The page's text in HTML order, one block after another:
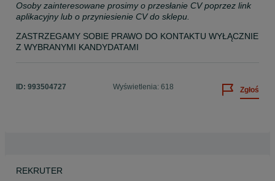
Osoby zainteresowane prosimy o przesłanie CV poprzez link
aplikacyjny lub o przyniesienie CV do sklepu.
ZASTRZEGAMY SOBIE PRAWO DO KONTAKTU WYŁĄCZNIE
Z WYBRANYMI KANDYDATAMI
ID: 993504727 Wyświetlenia: 618 Zgłoś
REKRUTER